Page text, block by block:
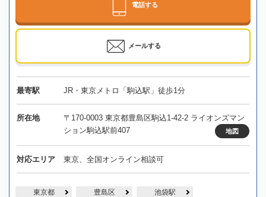
電話する
メールする
最寄駅 JR・東京メトロ「駒込駅」徒歩1分
所在地
〒170-0003 東京都豊島区駒込1-42-2 ライオンズマン
ション駒込駅前407
地図
対応エリア 東京、全国オンライン相談可
東京都 豊島区 池袋駅